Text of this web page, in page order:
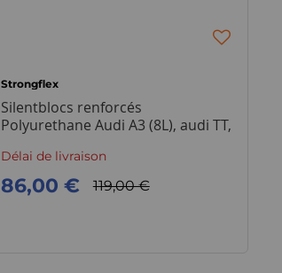
Strongflex
Silentblocs renforcés
Polyurethane Audi A3 (8L), audi TT,
arrière
Délai de livraison
119,00 €
86,00 €